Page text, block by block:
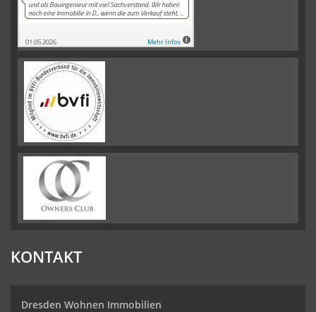
KONTAKT
Dresden Wohnen Immobilien